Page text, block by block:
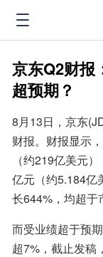
京东Q2财报
超预期？
8月13日，京东
财报。财报显示
（约219亿美元
亿元（约5.184亿
长644%，均超于
而受业绩超于预
超7%，截止发稿